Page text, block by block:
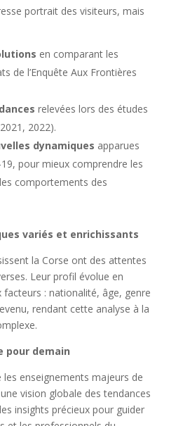
portrait des visiteurs, mais
en comparant les
de l’Enquête Aux Frontières
relevées lors des études
2022).
dynamiques apparues
pour mieux comprendre les
comportements des
variés et enrichissants
la Corse ont des attentes
Leur profil évolue en
: nationalité, âge, genre
rendant cette analyse à la
pour demain
enseignements majeurs de
vision globale des tendances
insights précieux pour guider